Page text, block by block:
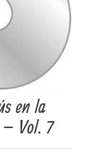
en la
Vol. 7